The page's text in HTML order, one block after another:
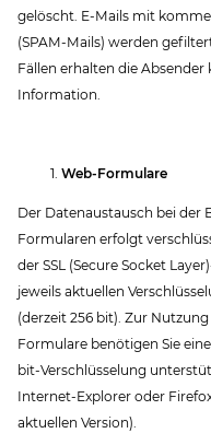
gelöscht. E-Mails mit
(SPAM-Mails) werden
Fällen erhalten die Absender
Information.
Web-Formulare
Der Datenaustausch bei der
Formularen erfolgt
der SSL (Secure Socket
jeweils aktuellen
(derzeit 256 bit). Zur Nutzung
Formulare benötigen Sie
bit-Verschlüsselung
Internet-Explorer oder
aktuellen Version).